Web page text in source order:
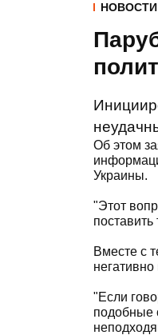
НОВОСТИ
Об этом
Украины.
"Этот
поставить
Вместе с
негативно
"Если
подобные